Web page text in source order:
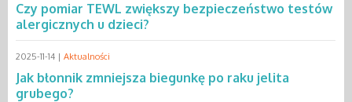
Czy pomiar TEWL zwiększy bezpieczeństwo testów
alergicznych u dzieci?
2025-11-14 | Aktualności
Jak błonnik zmniejsza biegunkę po raku jelita
grubego?